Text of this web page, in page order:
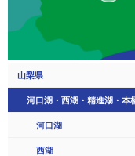
山梨県
河口湖・西湖・精進湖・本
河口湖
西湖